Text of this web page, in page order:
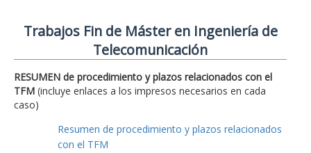
Trabajos Fin de Máster en Ingeniería de
Telecomunicación
RESUMEN de procedimiento y plazos relacionados con el
TFM (incluye enlaces a los impresos necesarios en cada
caso)
Resumen de procedimiento y plazos relacionados
con el TFM